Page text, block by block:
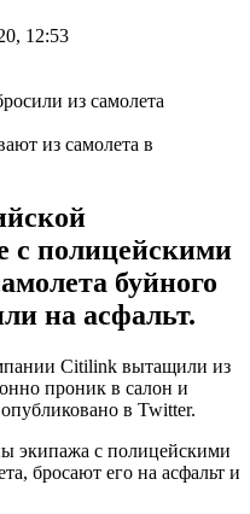
12:53
из самолета в
с полицейскими
буйного
на асфальт.
Citilink вытащили из
проник в салон и
в Twitter.
экипажа с полицейскими
бросают его на асфальт и